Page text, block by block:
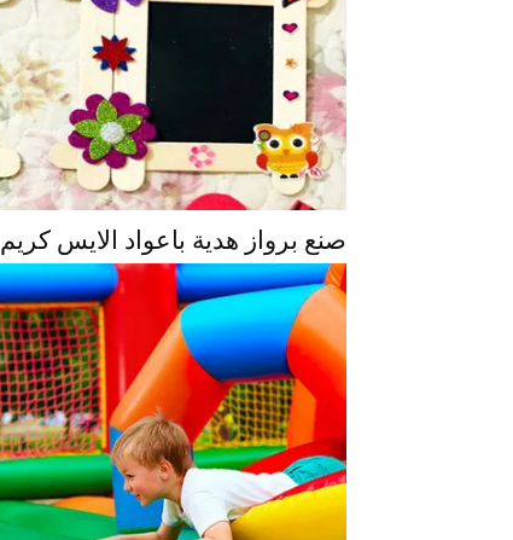
صنع برواز هدية باعواد الايس كريم